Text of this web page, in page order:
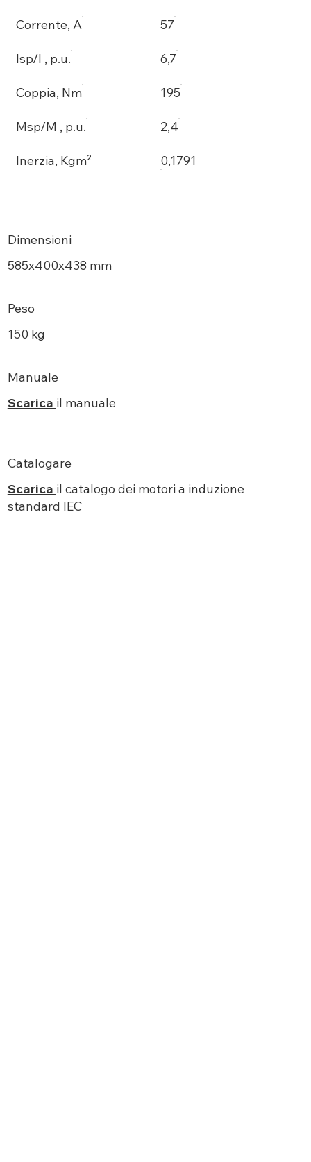
Corrente, A 57
Isp/I , p.u. 6,7
Coppia, Nm 195
Msp/M , p.u. 2,4
Inerzia, Kgm² 0,1791
Dimensioni
585х400x438 mm
Peso
150 kg
Manuale
Scarica il manuale
Catalogare
Scarica il catalogo dei motori a induzione
standard IEC